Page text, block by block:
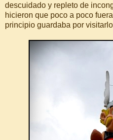
descuidado y repleto de
hicieron que poco a poco
principio guardaba por